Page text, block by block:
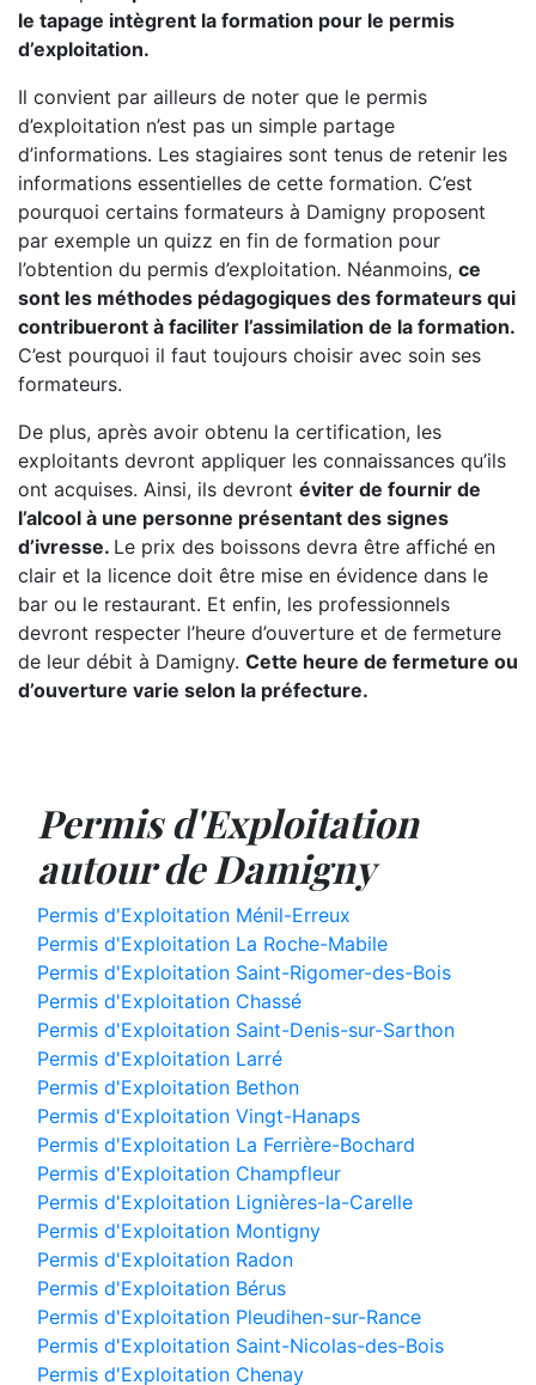
le tapage intègrent la formation pour le permis
d’exploitation.
Il convient par ailleurs de noter que le permis
d’exploitation n’est pas un simple partage
d’informations. Les stagiaires sont tenus de retenir les
informations essentielles de cette formation. C’est
pourquoi certains formateurs à Damigny proposent
par exemple un quizz en fin de formation pour
l’obtention du permis d’exploitation. Néanmoins, ce
sont les méthodes pédagogiques des formateurs qui
contribueront à faciliter l’assimilation de la formation.
C’est pourquoi il faut toujours choisir avec soin ses
formateurs.
De plus, après avoir obtenu la certification, les
exploitants devront appliquer les connaissances qu’ils
ont acquises. Ainsi, ils devront éviter de fournir de
l’alcool à une personne présentant des signes
d’ivresse. Le prix des boissons devra être affiché en
clair et la licence doit être mise en évidence dans le
bar ou le restaurant. Et enfin, les professionnels
devront respecter l’heure d’ouverture et de fermeture
de leur débit à Damigny. Cette heure de fermeture ou
d’ouverture varie selon la préfecture.
Permis d'Exploitation
autour de Damigny
Permis d'Exploitation Ménil-Erreux
Permis d'Exploitation La Roche-Mabile
Permis d'Exploitation Saint-Rigomer-des-Bois
Permis d'Exploitation Chassé
Permis d'Exploitation Saint-Denis-sur-Sarthon
Permis d'Exploitation Larré
Permis d'Exploitation Bethon
Permis d'Exploitation Vingt-Hanaps
Permis d'Exploitation La Ferrière-Bochard
Permis d'Exploitation Champfleur
Permis d'Exploitation Lignières-la-Carelle
Permis d'Exploitation Montigny
Permis d'Exploitation Radon
Permis d'Exploitation Bérus
Permis d'Exploitation Pleudihen-sur-Rance
Permis d'Exploitation Saint-Nicolas-des-Bois
Permis d'Exploitation Chenay